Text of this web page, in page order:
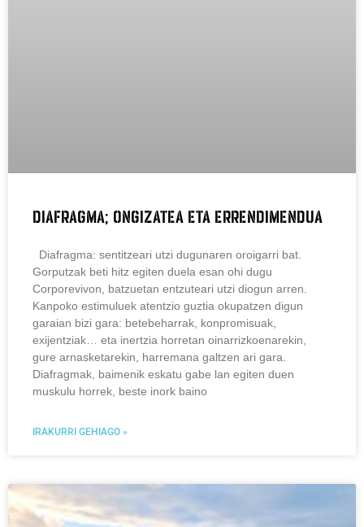
DIAFRAGMA; ONGIZATEA ETA ERRENDIMENDUA
Diafragma: sentitzeari utzi dugunaren oroigarri bat.
Gorputzak beti hitz egiten duela esan ohi dugu
Corporevivon, batzuetan entzuteari utzi diogun arren.
Kanpoko estimuluek atentzio guztia okupatzen digun
garaian bizi gara: betebeharrak, konpromisuak,
exijentziak… eta inertzia horretan oinarrizkoenarekin,
gure arnasketarekin, harremana galtzen ari gara.
Diafragmak, baimenik eskatu gabe lan egiten duen
muskulu horrek, beste inork baino
IRAKURRI GEHIAGO »